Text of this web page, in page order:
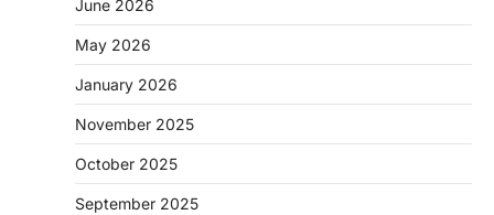
June 2026
May 2026
January 2026
November 2025
October 2025
September 2025
CHHATTISGARH
CG : मुख्यमंत्री विष्णुदेव साय के नेतृत्व में
छत्तीसगढ़ को बड़ी उपलब्धि
More Khabar August 7, 2026
रायपुर। मुख्यमंत्री विष्णुदेव साय के नेतृत्व में स्वच्छ ऊर्जा,